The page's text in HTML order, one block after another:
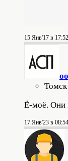
15 Янв'17 в 17:52
Томск
Ё-моё.
17 Янв'23 в 08:54